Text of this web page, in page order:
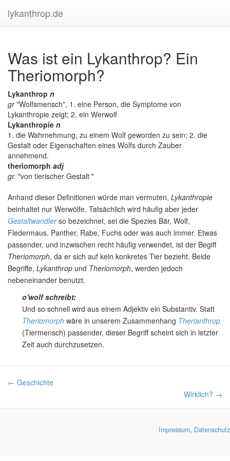
lykanthrop.de
Was ist ein Lykanthrop? Ein
Theriomorph?
Lykanthrop n
gr"Wolfsmensch", 1. eine Person, die Symptome von
Lykanthropie zeigt; 2. ein Werwolf
Lykanthropie n
1. die Wahrnehmung, zu einem Wolf geworden zu sein; 2. die
Gestalt oder Eigenschaften eines Wolfs durch Zauber
annehmend.
theriomorph adj
gr. "von tierischer Gestalt "
Anhand dieser Definitionen würde man vermuten, Lykanthropie
beinhaltet nur Werwölfe. Tatsächlich wird häufig aber jeder
Gestaltwandlerso bezeichnet, sei die Spezies Bär, Wolf,
Fledermaus, Panther, Rabe, Fuchs oder was auch immer. Etwas
passender, und inzwischen recht häufig verwendet, ist der Begiff
Theriomorph, da er sich auf kein konkretes Tier bezieht. Beide
Begriffe, Lykanthrop und Theriomorph, werden jedoch
nebeneinander benutzt.
o'wolf schreibt:
Und so schnell wird aus einem Adjektiv ein Substantiv. Statt
Theriomorph wäre in unserem Zusammenhang Therianthrop
(Tiermensch) passender, dieser Begriff scheint sich in letzter
Zeit auch durchzusetzen.
← Geschichte
Wirklich? →
Impressum, Datenschutz